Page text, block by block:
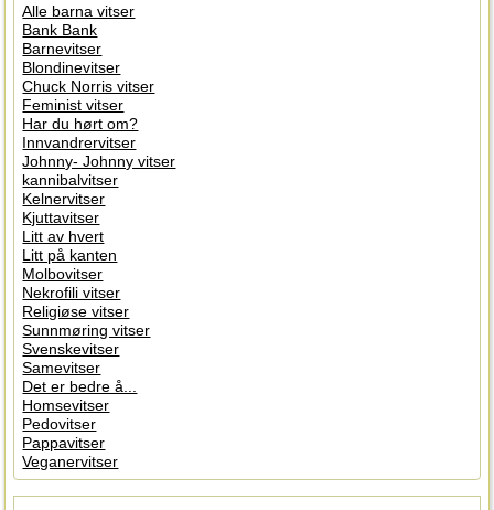
Alle barna vitser
Bank Bank
Barnevitser
Blondinevitser
Chuck Norris vitser
Feminist vitser
Har du hørt om?
Innvandrervitser
Johnny- Johnny vitser
kannibalvitser
Kelnervitser
Kjuttavitser
Litt av hvert
Litt på kanten
Molbovitser
Nekrofili vitser
Religiøse vitser
Sunnmøring vitser
Svenskevitser
Samevitser
Det er bedre å...
Homsevitser
Pedovitser
Pappavitser
Veganervitser